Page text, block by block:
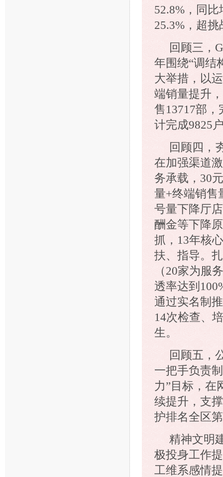
52.8%，同
25.3%，超
回顾三，
年围绕“调结
大举措，以
端销量提升
售13717部，
计完成9825
回顾四，
在加强渠道
务承载，30
量+终端销售
号量下降厅
酬金等下降
抓，13年核
扶、指导。
（20家为服
透率达到
通过实名制
14次检查、
生。
回顾五，
一把手负责
力”目标，在
续提升，支
护排名全区
精神文明
极投身工作
工维系感情